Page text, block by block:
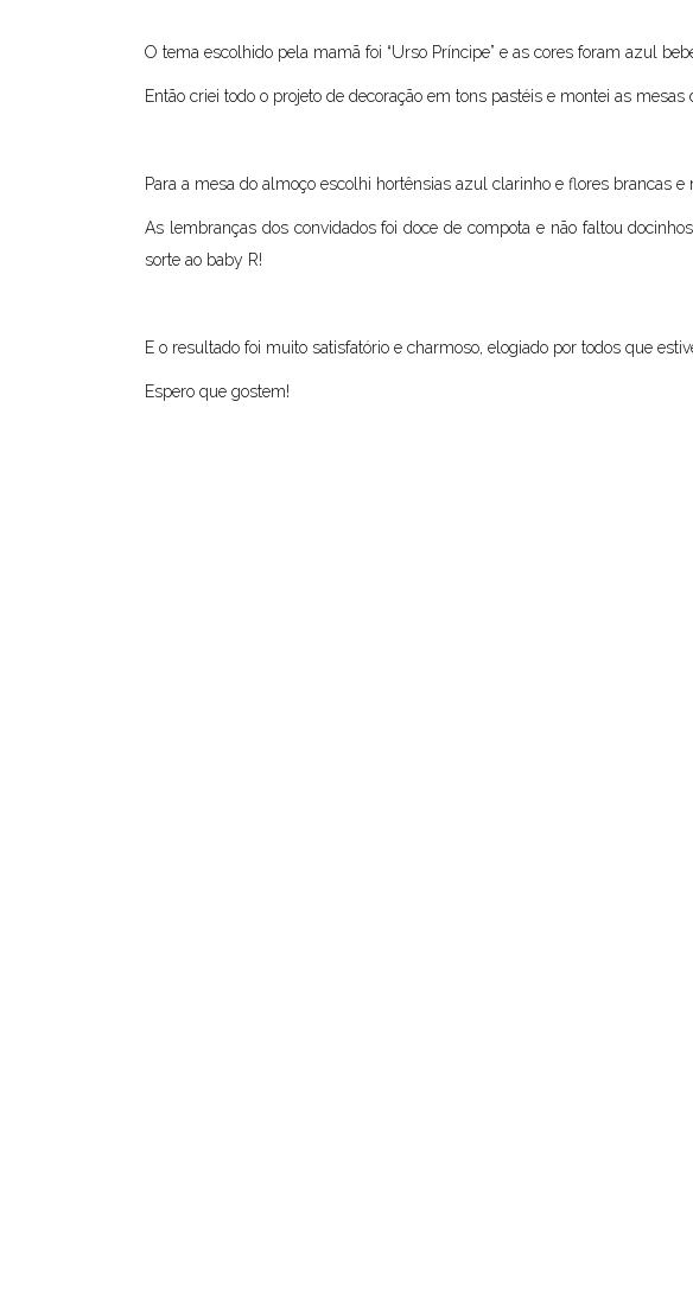
O tema escolhido pela mamã foi “Urso Príncipe” e as cores foram azul
Então criei todo o projeto de decoração em tons pastéis e montei as mesas
Para a mesa do almoço escolhi hortênsias azul clarinho e flores brancas
As lembranças dos convidados foi doce de compota e não faltou
sorte ao baby R!
E o resultado foi muito satisfatório e charmoso, elogiado por todos que
Espero que gostem!